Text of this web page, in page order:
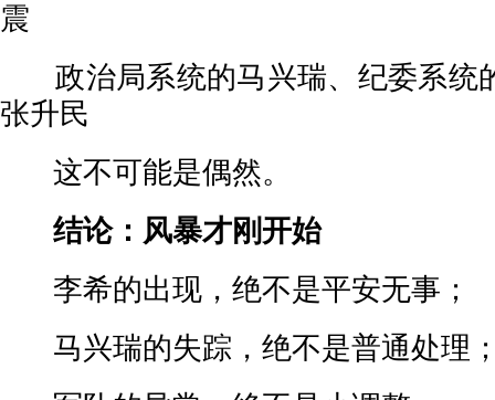
震
政治局系统的马兴瑞、纪委系统
张升民
这不可能是偶然。
结论：风暴才刚开始
李希的出现，绝不是平安无事；
马兴瑞的失踪，绝不是普通处理